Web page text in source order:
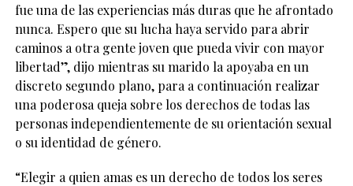
fue una de las experiencias más duras que he afrontado
nunca. Espero que su lucha haya servido para abrir
caminos a otra gente joven que pueda vivir con mayor
libertad”, dijo mientras su marido la apoyaba en un
discreto segundo plano, para a continuación realizar
una poderosa queja sobre los derechos de todas las
personas independientemente de su orientación sexual
o su identidad de género.
“Elegir a quien amas es un derecho de todos los seres